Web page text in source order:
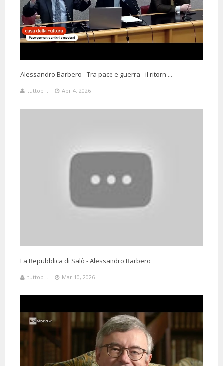
Alessandro Barbero - Tra pace e guerra - il ritorn ...
tuttob ... Apr 4, 2026
La Repubblica di Salò - Alessandro Barbero
tuttob ... Mar 10, 2026